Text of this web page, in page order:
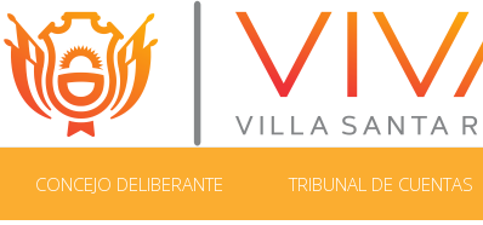
CONCEJO DELIBERANTE TRIBUNAL DE CUENTAS